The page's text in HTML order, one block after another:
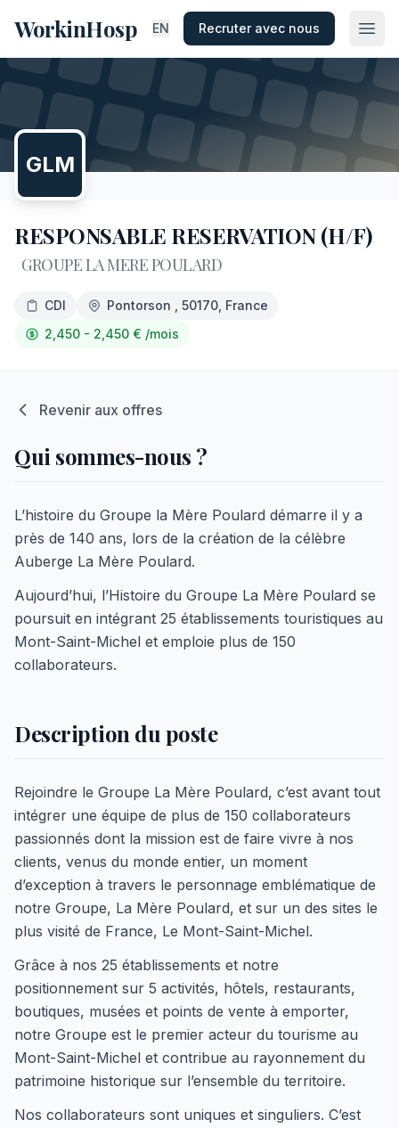
WorkinHosp EN Recruter avec nous
GLM
RESPONSABLE RESERVATION (H/F)
GROUPE LA MERE POULARD
CDI Pontorson , 50170 , France
2,450 - 2,450 € /mois
Revenir aux offres
Qui sommes-nous ?
L’histoire du Groupe la Mère Poulard démarre il y a
près de 140 ans, lors de la création de la célèbre
Auberge La Mère Poulard.
Aujourd’hui, l’Histoire du Groupe La Mère Poulard se
poursuit en intégrant 25 établissements touristiques au
Mont-Saint-Michel et emploie plus de 150
collaborateurs.
Description du poste
Rejoindre le Groupe La Mère Poulard, c’est avant tout
intégrer une équipe de plus de 150 collaborateurs
passionnés dont la mission est de faire vivre à nos
clients, venus du monde entier, un moment
d’exception à travers le personnage emblématique de
notre Groupe, La Mère Poulard, et sur un des sites le
plus visité de France, Le Mont-Saint-Michel.
Grâce à nos 25 établissements et notre
positionnement sur 5 activités, hôtels, restaurants,
boutiques, musées et points de vente à emporter,
notre Groupe est le premier acteur du tourisme au
Mont-Saint-Michel et contribue au rayonnement du
patrimoine historique sur l’ensemble du territoire.
Nos collaborateurs sont uniques et singuliers. C’est